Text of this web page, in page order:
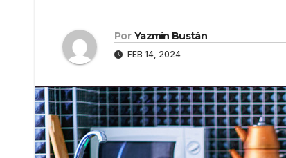
Por Yazmín Bustán
FEB 14, 2024